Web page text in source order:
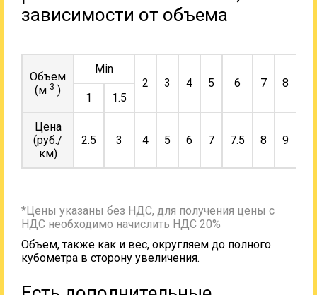
зависимости от объема
Объем
(м 3 )
Min
2
3 4 5 6 7 8
1
1.5
Цена
(руб./
км)
2.5 3 4 5 6 7 7.5 8 9
*Цены указаны без НДС, для получения цены с
НДС необходимо начислить НДС 20%
Объем, также как и вес, округляем до полного
кубометра в сторону увеличения.